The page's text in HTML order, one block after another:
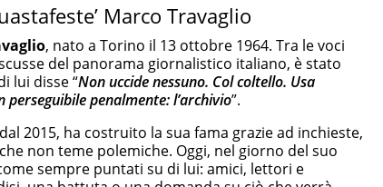
Marco Travaglio
, nato a Torino il 13 ottobre 1964. Tra le voci
del panorama giornalistico italiano, è stato
lui disse “Non uccide nessuno. Col coltello. Usa
penalmente: l’archivio”.
dal 2015, ha costruito la sua fama grazie ad inchieste,
non teme polemiche. Oggi, nel giorno del suo
sempre puntati su di lui: amici, lettori e